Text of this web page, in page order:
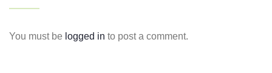
You must be logged in to post a comment.